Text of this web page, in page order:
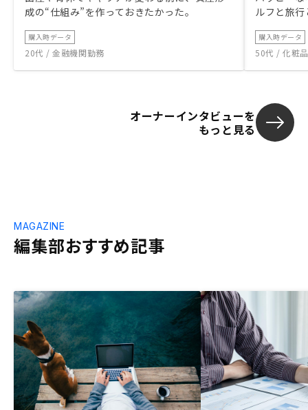
成の“仕組み”を作っておきたかった。
購入時データ
20代 / 金融機関勤務
ルフと旅
購入時データ
50代 / 化粧
オーナーインタビューを
もっと見る
編集部おすすめ記事
MAGAZINE